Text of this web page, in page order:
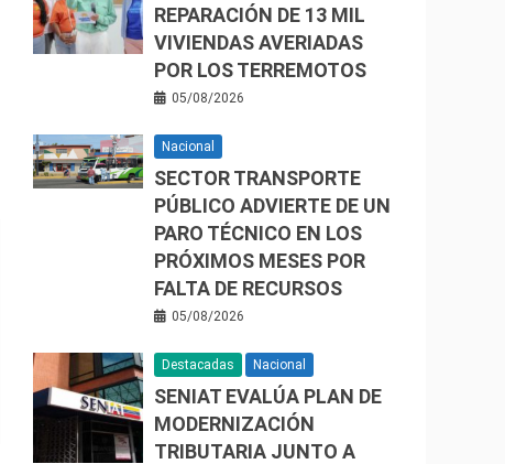
REPARACIÓN DE 13 MIL
VIVIENDAS AVERIADAS
POR LOS TERREMOTOS
05/08/2026
Nacional
SECTOR TRANSPORTE
PÚBLICO ADVIERTE DE UN
PARO TÉCNICO EN LOS
PRÓXIMOS MESES POR
FALTA DE RECURSOS
05/08/2026
Destacadas Nacional
SENIAT EVALÚA PLAN DE
MODERNIZACIÓN
TRIBUTARIA JUNTO A